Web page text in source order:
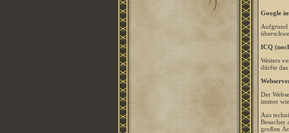
Google
Aufgrund
ICQ
Weiters
dürfte
Der
immer
Aus
Besucher
großen